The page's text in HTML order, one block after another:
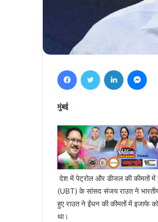
मुंबई
देश में पेट्रोल और डीजल की कीमतों में
(UBT) के सांसद संजय राउत ने
हुए राउत ने ईंधन की कीमतों में इजाफे
था।